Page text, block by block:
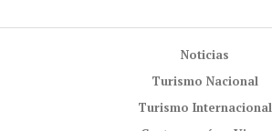
Noticias
Turismo Nacional
Turismo Internacional